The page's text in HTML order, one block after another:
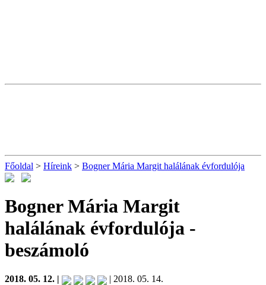
Főoldal > Híreink > Bogner Mária Margit halálának évfordulója
Bogner Mária Margit
halálának évfordulója -
beszámoló
2018. 05. 12. | | 2018. 05. 14.